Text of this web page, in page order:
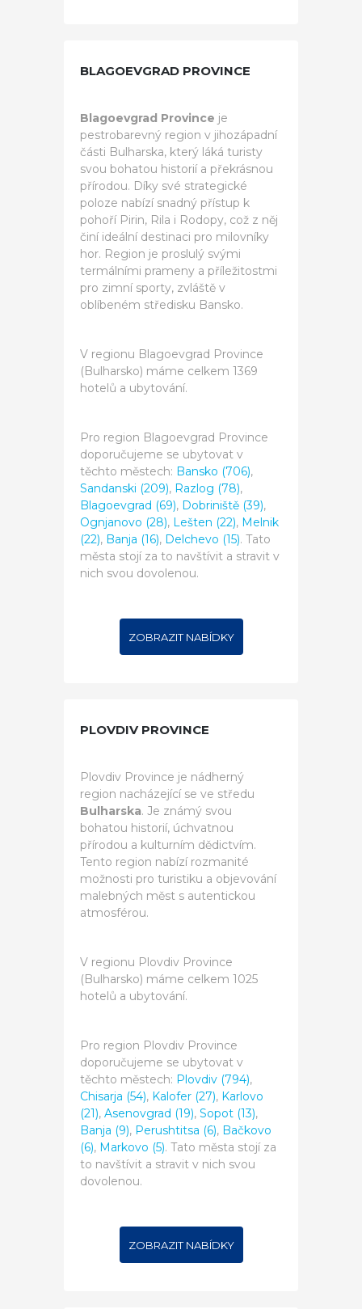
BLAGOEVGRAD PROVINCE
Blagoevgrad Province je
pestrobarevný region v jihozápadní
části Bulharska, který láká turisty
svou bohatou historií a překrásnou
přírodou. Díky své strategické
poloze nabízí snadný přístup k
pohoří Pirin, Rila i Rodopy, což z něj
činí ideální destinaci pro milovníky
hor. Region je proslulý svými
termálními prameny a příležitostmi
pro zimní sporty, zvláště v
oblíbeném středisku Bansko.
V regionu Blagoevgrad Province
(Bulharsko) máme celkem 1369
hotelů a ubytování.
Pro region Blagoevgrad Province
doporučujeme se ubytovat v
těchto městech: Bansko (706),
Sandanski (209), Razlog (78),
Blagoevgrad (69), Dobriniště (39),
Ognjanovo (28), Lešten (22), Melnik
(22), Banja (16), Delchevo (15). Tato
města stojí za to navštívit a stravit v
nich svou dovolenou.
ZOBRAZIT NABÍDKY
PLOVDIV PROVINCE
Plovdiv Province je nádherný
region nacházející se ve středu
Bulharska. Je známý svou
bohatou historií, úchvatnou
přírodou a kulturním dědictvím.
Tento region nabízí rozmanité
možnosti pro turistiku a objevování
malebných měst s autentickou
atmosférou.
V regionu Plovdiv Province
(Bulharsko) máme celkem 1025
hotelů a ubytování.
Pro region Plovdiv Province
doporučujeme se ubytovat v
těchto městech: Plovdiv (794),
Chisarja (54), Kalofer (27), Karlovo
(21), Asenovgrad (19), Sopot (13),
Banja (9), Perushtitsa (6), Bačkovo
(6), Markovo (5). Tato města stojí za
to navštívit a stravit v nich svou
dovolenou.
ZOBRAZIT NABÍDKY